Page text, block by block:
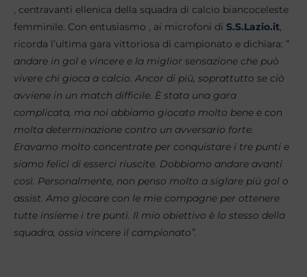
, centravanti ellenica della squadra di calcio biancoceleste
femminile. Con entusiasmo , ai microfoni di S.S.Lazio.it,
ricorda l’ultima gara vittoriosa di campionato e dichiara: ”
andare in gol e vincere e la miglior sensazione che può
vivere chi gioca a calcio. Ancor di più, soprattutto se ciò
avviene in un match difficile. È stata una gara
complicata, ma noi abbiamo giocato molto bene e con
molta determinazione contro un avversario forte.
Eravamo molto concentrate per conquistare i tre punti e
siamo felici di esserci riuscite. Dobbiamo andare avanti
così. Personalmente, non penso molto a siglare più gol o
assist. Amo giocare con le mie compagne per ottenere
tutte insieme i tre punti. Il mio obiettivo è lo stesso della
squadra, ossia vincere il campionato”.